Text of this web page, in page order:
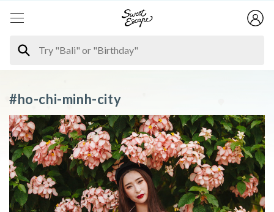
#ho-chi-minh-city